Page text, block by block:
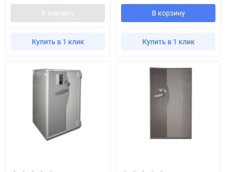
В корзину
Купить в 1 клик
В корзину
Купить в 1 клик